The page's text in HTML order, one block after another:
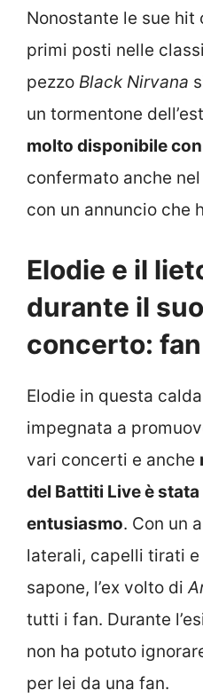
Nonostante le sue
primi posti nelle
pezzo Black Nirvana
un tormentone
molto disponibile
confermato anche
con un annuncio che
Elodie e il
durante il
concerto:
Elodie in questa
impegnata a
vari concerti e anche
del Battiti Live è
entusiasmo. Con un
laterali, capelli tirati e
sapone, l’ex volto di
tutti i fan. Durante
non ha potuto
per lei da una fan.